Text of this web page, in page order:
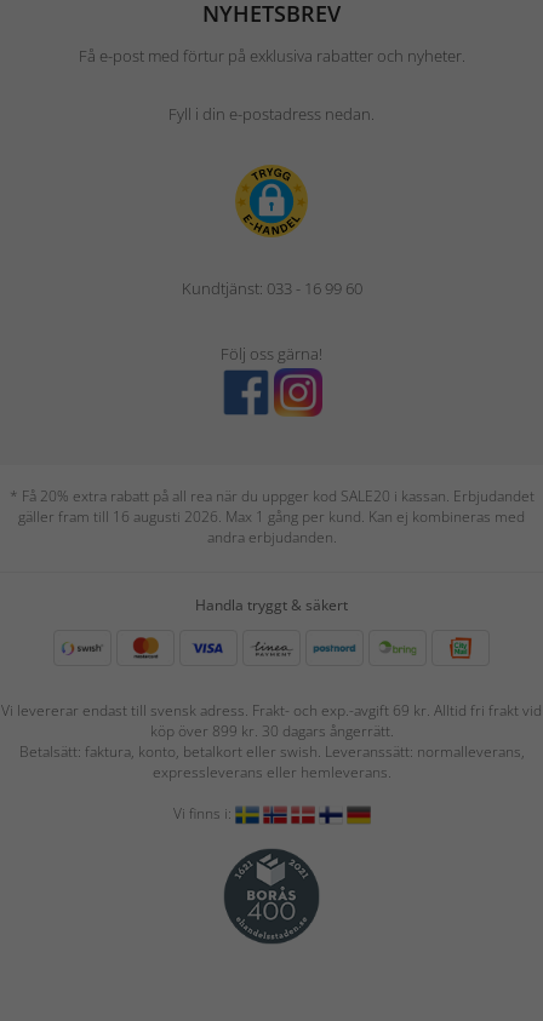
NYHETSBREV
Få e-post med förtur på exklusiva rabatter och nyheter.
Fyll i din e-postadress nedan.
Kundtjänst: 033 - 16 99 60
Följ oss gärna!
* Få 20% extra rabatt på all rea när du uppger kod SALE20 i kassan. Erbjudandet
gäller fram till 16 augusti 2026. Max 1 gång per kund. Kan ej kombineras med
andra erbjudanden.
Handla tryggt & säkert
Vi levererar endast till svensk adress. Frakt- och exp.-avgift 69 kr. Alltid fri frakt vid
köp över 899 kr. 30 dagars ångerrätt.
Betalsätt: faktura, konto, betalkort eller swish. Leveranssätt: normalleverans,
expressleverans eller hemleverans.
Vi finns i: